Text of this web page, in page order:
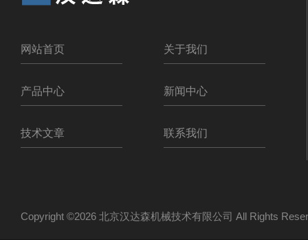
网站首页 关于我们
产品中心 新闻中心
技术文章 联系我们
Copyright ©2026 北京汉达森机械技术有限公司 All Rights